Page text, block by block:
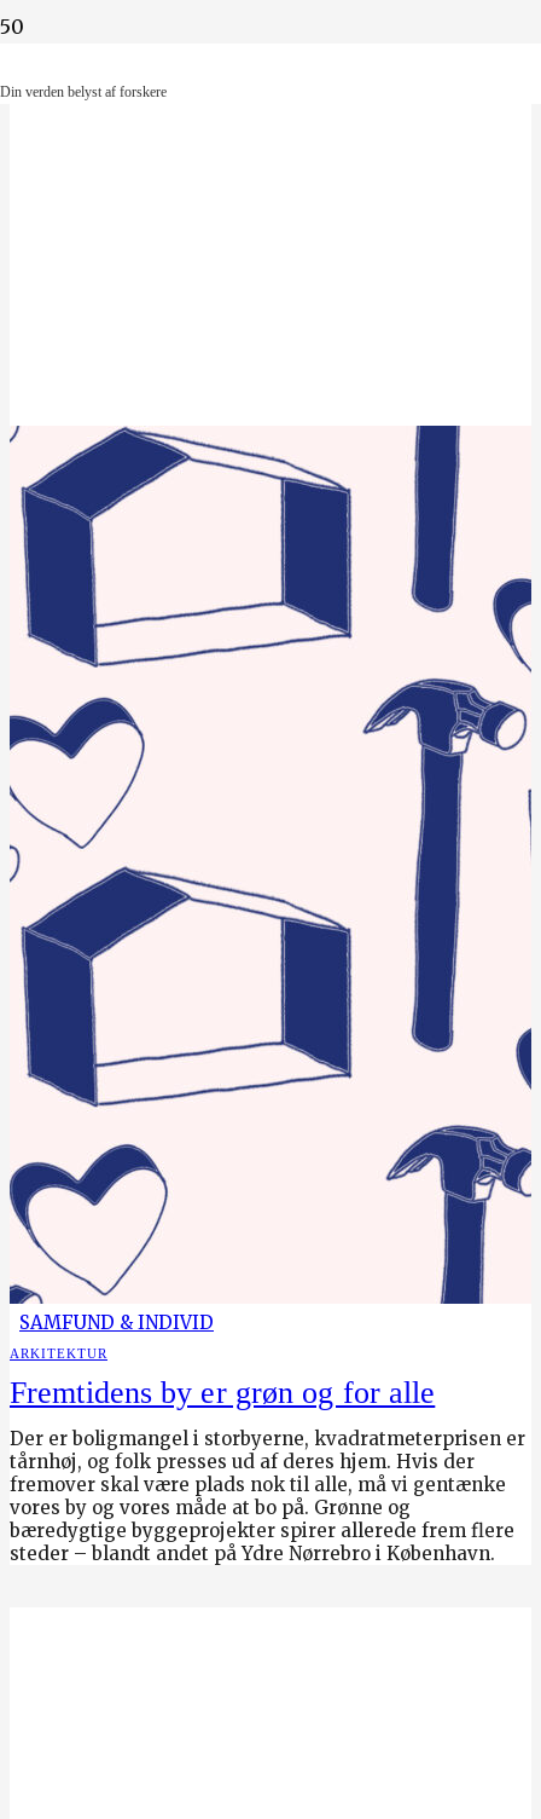
Din verden belyst af forskere
SAMFUND & INDIVID
ARKITEKTUR
Fremtidens by er grøn og for alle
Der er boligmangel i storbyerne, kvadratmeterprisen er
tårnhøj, og folk presses ud af deres hjem. Hvis der
fremover skal være plads nok til alle, må vi gentænke
vores by og vores måde at bo på. Grønne og
bæredygtige byggeprojekter spirer allerede frem flere
steder – blandt andet på Ydre Nørrebro i København.